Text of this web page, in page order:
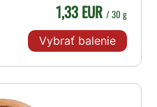
1,33 EUR / 30 g
Vybrať balenie